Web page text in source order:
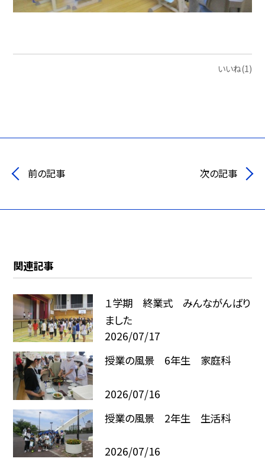
いいね(1)
前の記事 次の記事
関連記事
１学期 終業式 みんながんばり
ました
2026/07/17
授業の風景 6年生 家庭科
2026/07/16
授業の風景 2年生 生活科
2026/07/16